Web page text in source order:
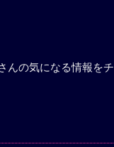
んの気になる情報をチ